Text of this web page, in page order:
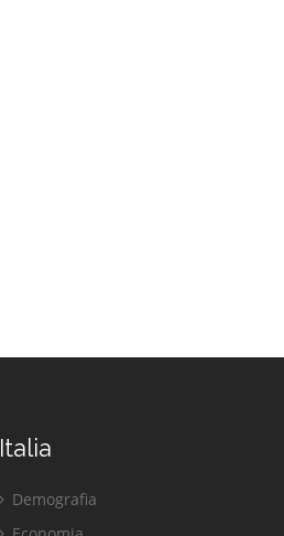
Italia
Demografia